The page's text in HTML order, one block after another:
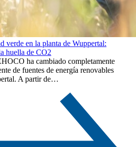
verde en la planta de Wuppertal:
huella de CO2
ha cambiado completamente
de fuentes de energía renovables
A partir de…